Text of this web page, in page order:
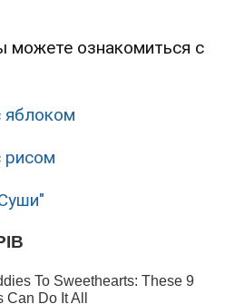
можете ознакомиться с
яблоком
рисом